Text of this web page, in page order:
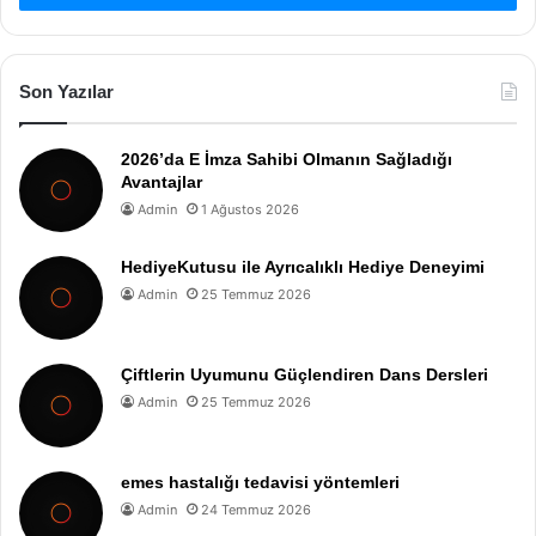
Son Yazılar
2026’da E İmza Sahibi Olmanın Sağladığı
Avantajlar
Admin 1 Ağustos 2026
HediyeKutusu ile Ayrıcalıklı Hediye Deneyimi
Admin 25 Temmuz 2026
Çiftlerin Uyumunu Güçlendiren Dans Dersleri
Admin 25 Temmuz 2026
emes hastalığı tedavisi yöntemleri
Admin 24 Temmuz 2026